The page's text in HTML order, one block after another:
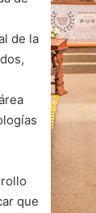
de la
que